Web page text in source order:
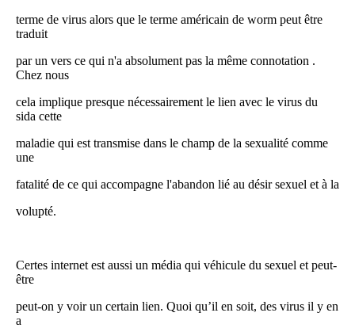
terme de virus alors que le terme américain de worm peut être
traduit
par un vers ce qui n'a absolument pas la même connotation .
Chez nous
cela implique presque nécessairement le lien avec le virus du
sida cette
maladie qui est transmise dans le champ de la sexualité comme
une
fatalité de ce qui accompagne l'abandon lié au désir sexuel et à la
volupté.
Certes internet est aussi un média qui véhicule du sexuel et peut-
être
peut-on y voir un certain lien. Quoi qu’il en soit, des virus il y en
a